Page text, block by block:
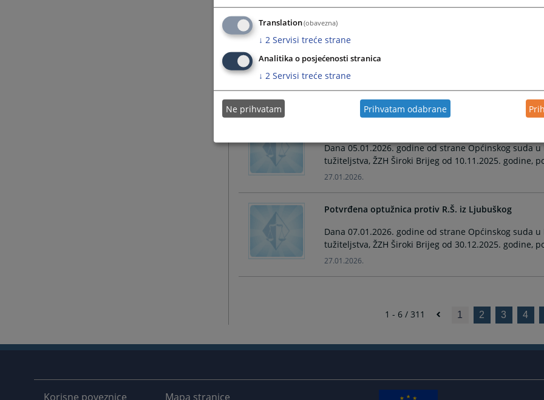
27.01.2026.
Potvrđena optužnica protiv P.K. iz Splita, RH
Dana 05.01.2026. godine od strane Općinskog suda
tužiteljstva, ŽZH Široki Brijeg od 15.12.2025. godine,
27.01.2026.
Dana 05.01.2026. godine od strane Općinskog suda
tužiteljstva, ŽZH Široki Brijeg od 10.11.2025. godine,
27.01.2026.
Potvrđena optužnica protiv R.Š. iz Ljubuškog
Dana 07.01.2026. godine od strane Općinskog suda
tužiteljstva, ŽZH Široki Brijeg od 30.12.2025. godine,
27.01.2026.
1 - 6 / 311 1 2 3 4
Korisne poveznice Mapa stranice
Translation(obavezna)
↓ 2 Servisi treće strane
Analitika o posjećenosti stranica
↓ 2 Servisi treće strane
Ne prihvatam Prihvatam odabrane